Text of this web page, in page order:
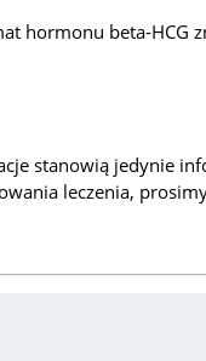
hormonu beta-HCG
stanowią jedynie
leczenia,